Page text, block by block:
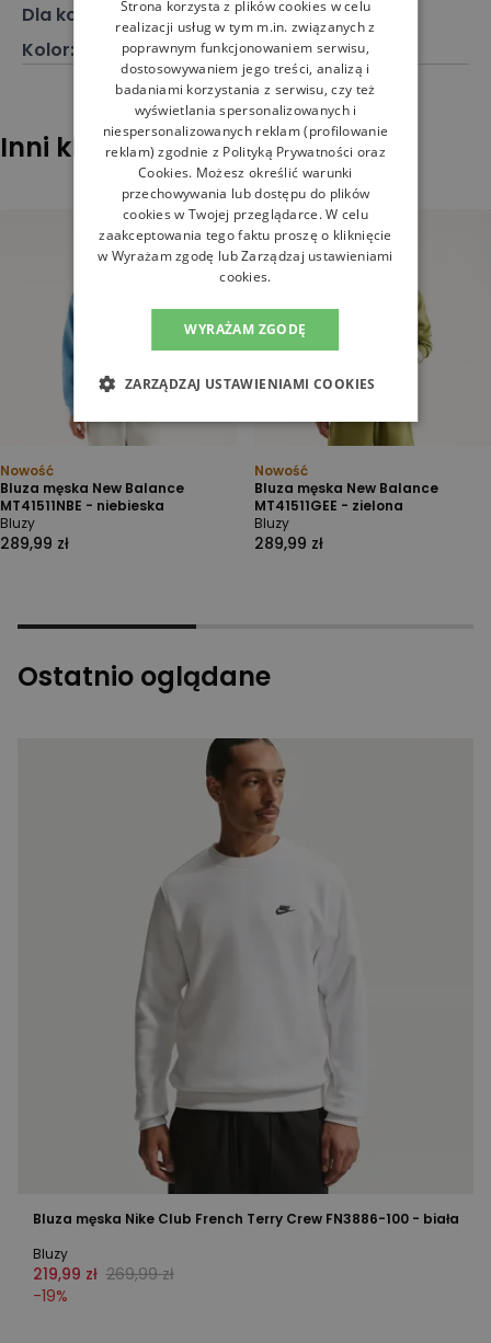
Dla kogo
Dla niego
Kolor:
Inni klienci sprawdzali również
Nowość
Bluza męska New Balance
MT41511NBE - niebieska
Bluzy
289,99 zł
Nowość
Bluza męska New Balance
MT41511GEE - zielona
Bluzy
289,99 zł
Ostatnio oglądane
Bluza męska Nike Club French Terry Crew FN3886-100 - biała
Bluzy
219,99 zł 269,99 zł
-19%
Strona korzysta z plików cookies w celu
realizacji usług w tym m.in. związanych z
poprawnym funkcjonowaniem serwisu,
dostosowywaniem jego treści, analizą i
badaniami korzystania z serwisu, czy też
wyświetlania spersonalizowanych i
niespersonalizowanych reklam (profilowanie
reklam) zgodnie z Polityką Prywatności oraz
Cookies. Możesz określić warunki
przechowywania lub dostępu do plików
cookies w Twojej przeglądarce. W celu
zaakceptowania tego faktu proszę o kliknięcie
w Wyrażam zgodę lub Zarządzaj ustawieniami
cookies.
WYRAŻAM ZGODĘ
ZARZĄDZAJ USTAWIENIAMI COOKIES